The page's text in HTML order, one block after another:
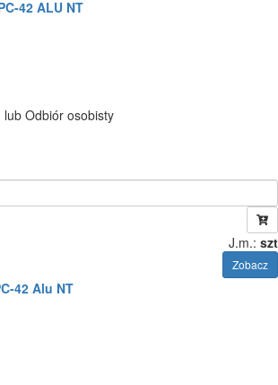
42 ALU NT
lub Odbiór osobisty
J.m.: szt
Zobacz
42 Alu NT